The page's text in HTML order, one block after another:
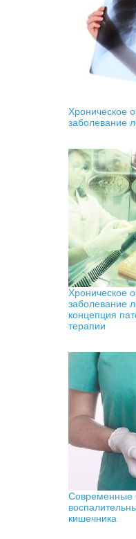
Хроническое
заболевание
Хроническое
заболевание
концепция
терапии
Современные
кишечника